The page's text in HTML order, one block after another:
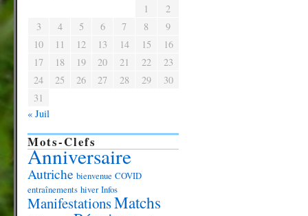
1
2
3
4 5 6 7 8
9
10
11 12 13 14 15
16
17
18 19 20 21 22
23
24
25 26 27 28 29
30
31
« Juil
Mots-Clefs
Anniversaire
Autriche bienvenue COVID
entraînements hiver Infos
ManifestationsMatchs